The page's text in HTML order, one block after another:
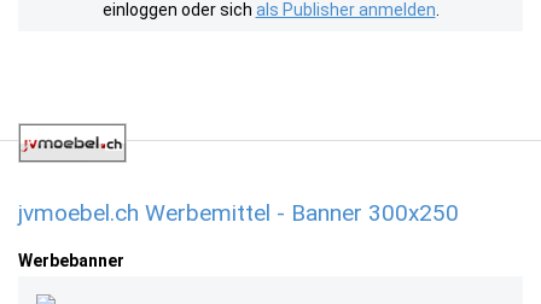
einloggen oder sich als Publisher anmelden
jvmoebel.ch Werbemittel - Banner 300x250
Werbebanner